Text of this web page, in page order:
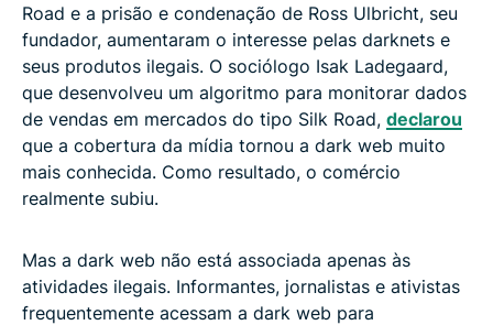
Road e a prisão e condenação de Ross Ulbricht, seu
fundador, aumentaram o interesse pelas darknets e
seus produtos ilegais. O sociólogo Isak Ladegaard,
que desenvolveu um algoritmo para monitorar dados
de vendas em mercados do tipo Silk Road, declarou
que a cobertura da mídia tornou a dark web muito
mais conhecida. Como resultado, o comércio
realmente subiu.
Mas a dark web não está associada apenas às
atividades ilegais. Informantes, jornalistas e ativistas
frequentemente acessam a dark web para